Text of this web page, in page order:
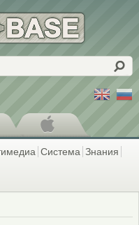
Система Знания